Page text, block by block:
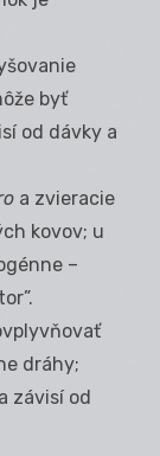
byť
od dávky a
a zvieracie
kovov; u
–
dráhy;
závisí od